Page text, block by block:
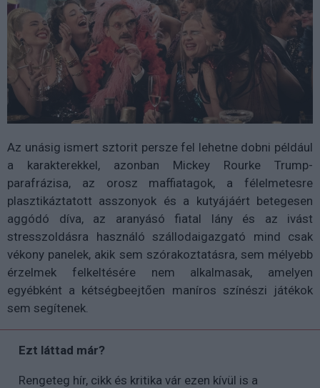
Az unásig ismert sztorit persze fel lehetne dobni például
a karakterekkel, azonban Mickey Rourke Trump-
parafrázisa, az orosz maffiatagok, a félelmetesre
plasztikáztatott asszonyok és a kutyájáért betegesen
aggódó díva, az aranyásó fiatal lány és az ivást
stresszoldásra használó szállodaigazgató mind csak
vékony panelek, akik sem szórakoztatásra, sem mélyebb
érzelmek felkeltésére nem alkalmasak, amelyen
egyébként a kétségbeejtően maníros színészi játékok
sem segítenek.
Ezt láttad már?
Rengeteg hír, cikk és kritika vár ezen kívül is a